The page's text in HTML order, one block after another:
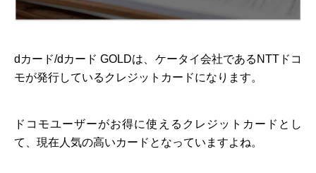
dカード/dカード GOLDは、ケータイ会社であるNTTドコ
モが発行しているクレジットカードになります。
ドコモユーザーがお得に使えるクレジットカードとし
て、現在人気の高いカードとなっていますよね。